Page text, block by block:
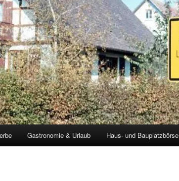
Gastronomie & Urlaub Haus- und Bauplatzbörse